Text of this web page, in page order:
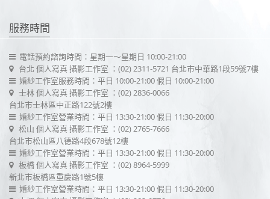
服務時間
電話預約諮詢時間：星期一～星期日 10:00-21:00
台北 個人寫真 攝影工作室 ：(02) 2311-5721 台北市中華路1段59號7樓
婚紗工作室服務時間：平日 10:00-21:00 假日 10:00-21:00
士林 個人寫真 攝影工作室 ：(02) 2836-0066
台北市士林區中正路122號2樓
婚紗工作室營業時間：平日 13:30-21:00 假日 11:30-20:00
松山 個人寫真 攝影工作室 ：(02) 2765-7666
台北市松山區八德路4段678號12樓
婚紗工作室營業時間：平日 13:30-21:00 假日 11:30-20:00
板橋 個人寫真 攝影工作室 ：(02) 8964-5999
新北市板橋區重慶路1號5樓
婚紗工作室營業時間：平日 13:30-21:00 假日 11:30-20:00